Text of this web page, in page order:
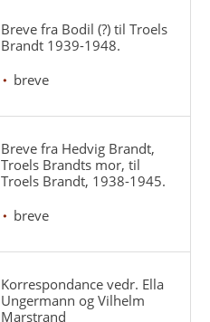
Breve fra Bodil (?) til Troels
Brandt 1939-1948.
breve
Breve fra Hedvig Brandt,
Troels Brandts mor, til
Troels Brandt, 1938-1945.
breve
Korrespondance vedr. Ella
Ungermann og Vilhelm
Marstrand